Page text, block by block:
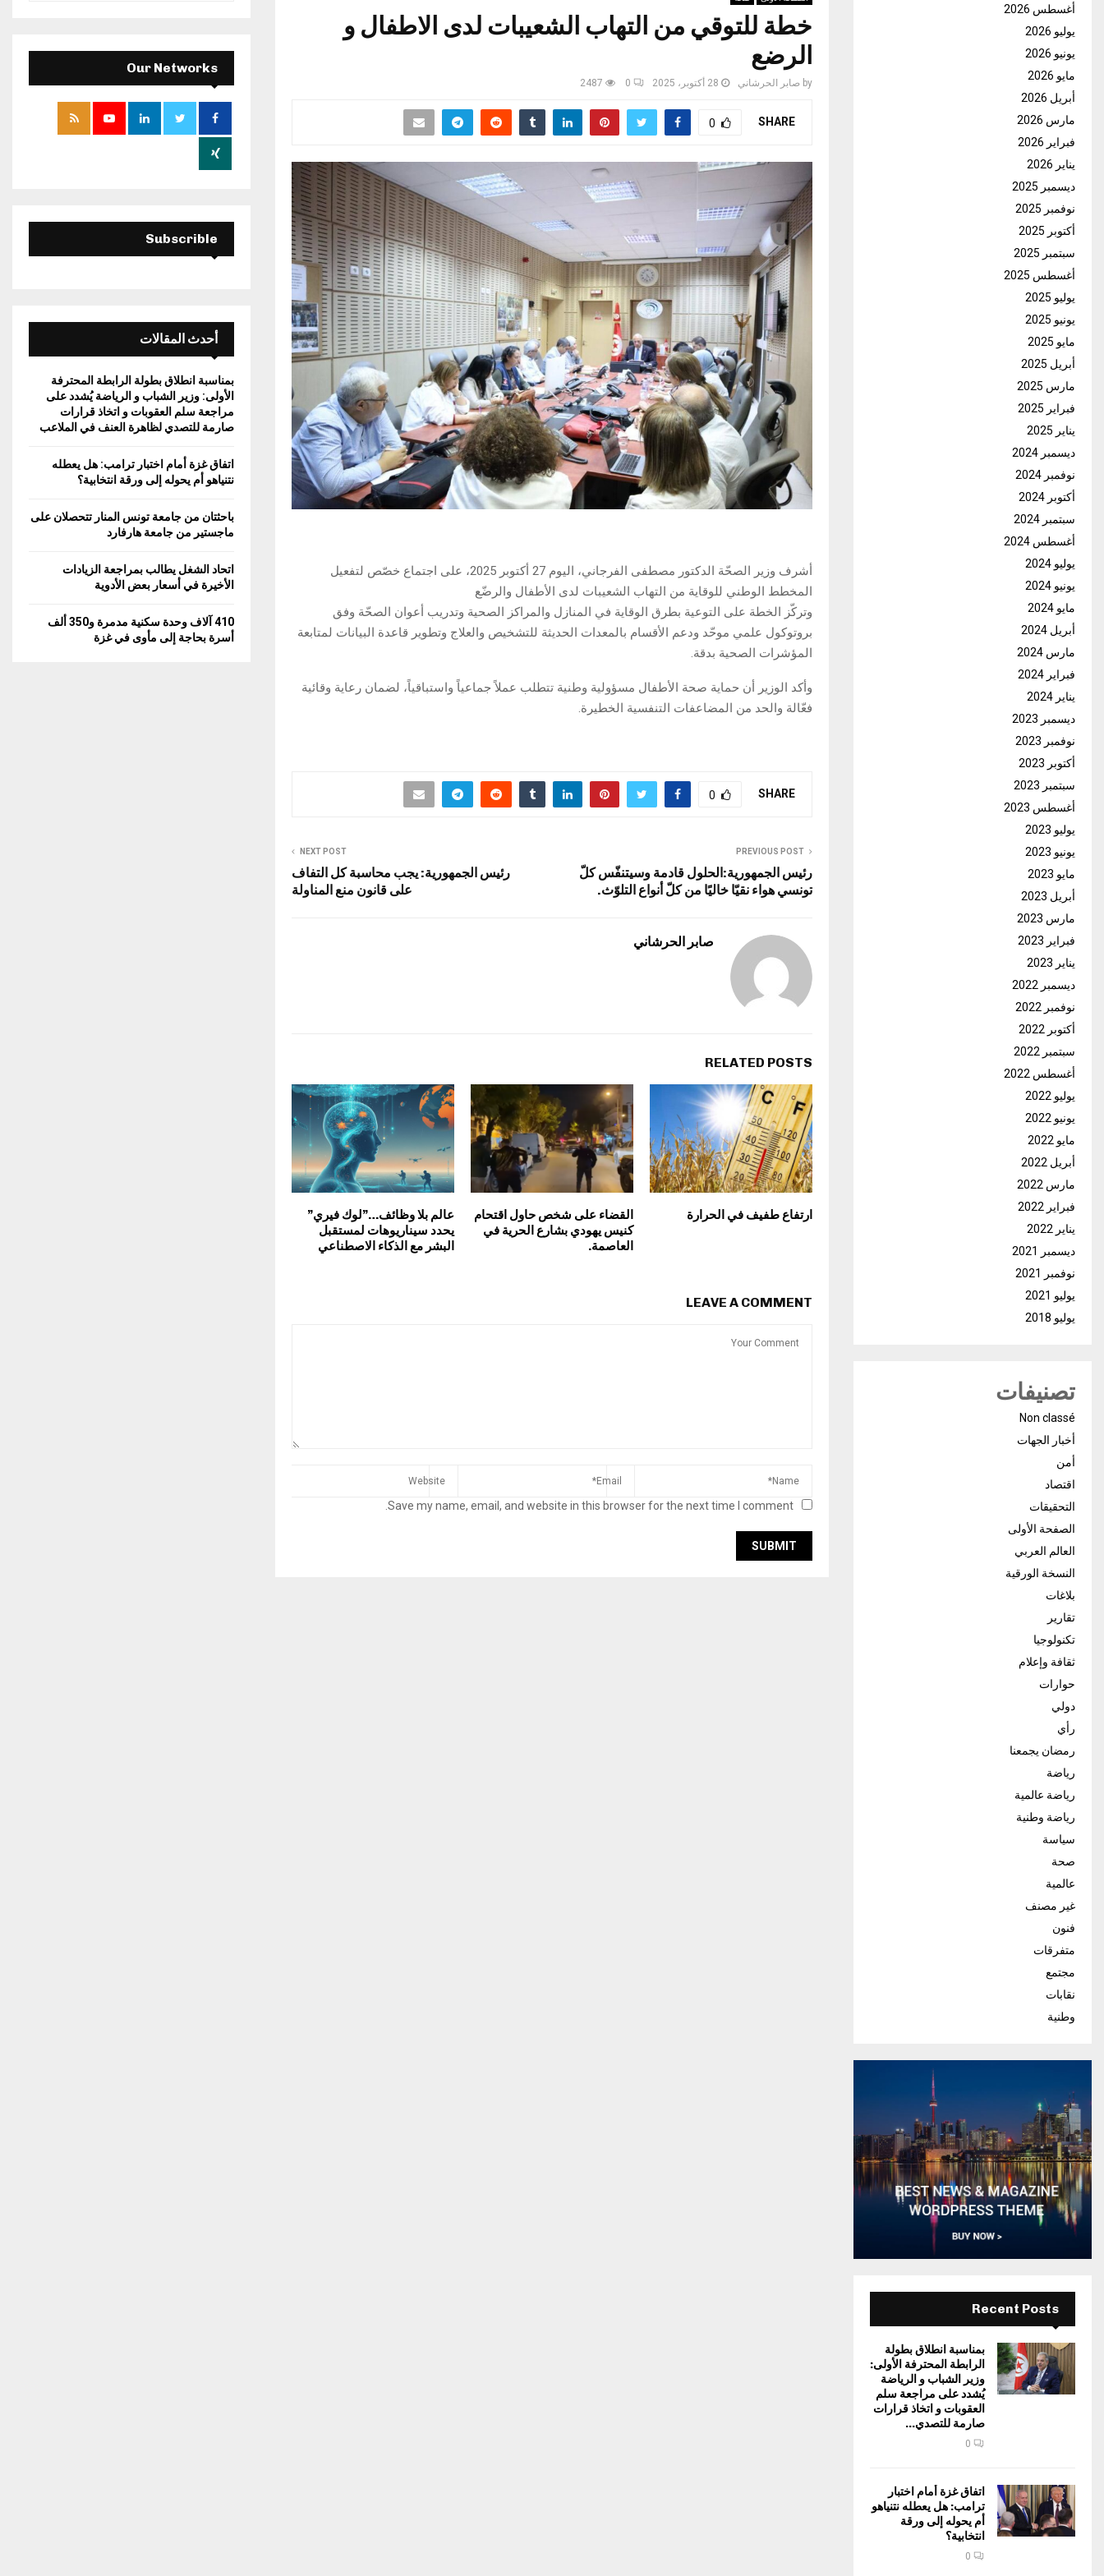
خطة للتوقي من التهاب الشعيبات لدى الاطفال و
الرضع
by صابر الحرشاني 28 أكتوبر، 2025 0
2487
SHARE
0
أشرف وزير الصحّة الدكتور مصطفى الفرجاني، اليوم 27 أكتوبر 2025، على اجتماع خصّص لتفعيل
المخطط الوطني للوقاية من التهاب الشعيبات لدى الأطفال والرضّع
وتركّز الخطة على التوعية بطرق الوقاية في المنازل والمراكز الصحية وتدريب أعوان الصحّة وفق
بروتوكول علمي موحّد ودعم الأقسام بالمعدات الحديثة للتشخيص والعلاج وتطوير قاعدة البيانات لمتابعة
المؤشرات الصحية بدقة.
وأكد الوزير أن حماية صحة الأطفال مسؤولية وطنية تتطلب عملاً جماعياً واستباقياً، لضمان رعاية وقائية
فعّالة والحد من المضاعفات التنفسية الخطيرة.
SHARE
0
PREVIOUS POST
رئيس الجمهورية:الحلول قادمة وسيتنفّس كلّ
تونسي هواء نقيّا خاليًا من كلّ أنواع التلوّث.
NEXT POST
رئيس الجمهورية: يجب محاسبة كل التفاف
على قانون منع المناولة
صابر الحرشاني
RELATED POSTS
ارتفاع طفيف في الحرارة
القضاء على شخص حاول اقتحام
كنيس يهودي بشارع الحرية في
العاصمة.
عالم بلا وظائف…”لوك فيري”
يحدد سيناريوهات لمستقبل
البشر مع الذكاء الاصطناعي
LEAVE A COMMENT
Save my name, email, and website in this browser for the next time I comment.
أغسطس 2026
يوليو 2026
يونيو 2026
مايو 2026
أبريل 2026
مارس 2026
فبراير 2026
يناير 2026
ديسمبر 2025
نوفمبر 2025
أكتوبر 2025
سبتمبر 2025
أغسطس 2025
يوليو 2025
يونيو 2025
مايو 2025
أبريل 2025
مارس 2025
فبراير 2025
يناير 2025
ديسمبر 2024
نوفمبر 2024
أكتوبر 2024
سبتمبر 2024
أغسطس 2024
يوليو 2024
يونيو 2024
مايو 2024
أبريل 2024
مارس 2024
فبراير 2024
يناير 2024
ديسمبر 2023
نوفمبر 2023
أكتوبر 2023
سبتمبر 2023
أغسطس 2023
يوليو 2023
يونيو 2023
مايو 2023
أبريل 2023
مارس 2023
فبراير 2023
يناير 2023
ديسمبر 2022
نوفمبر 2022
أكتوبر 2022
سبتمبر 2022
أغسطس 2022
يوليو 2022
يونيو 2022
مايو 2022
أبريل 2022
مارس 2022
فبراير 2022
يناير 2022
ديسمبر 2021
نوفمبر 2021
يوليو 2021
يوليو 2018
تصنيفات
Non classé
أخبار الجهات
أمن
اقتصاد
التحقيقات
الصفحة الأولى
العالم العربي
النسخة الورقية
بلاغات
تقارير
تكنولوجيا
ثقافة وإعلام
حوارات
دولي
رأي
رمضان يجمعنا
رياضة
رياضة عالمية
رياضة وطنية
سياسة
صحة
عالمية
غير مصنف
فنون
متفرقات
مجتمع
نقابات
وطنية
Recent Posts
بمناسبة انطلاق بطولة
الرابطة المحترفة الأولى:
وزير الشباب و الرياضة
يُشدد على مراجعة سلم
العقوبات و اتخاذ قرارات
صارمة للتصدي...
0
اتفاق غزة أمام اختبار
ترامب: هل يعطله نتنياهو
أم يحوله إلى ورقة
انتخابية؟
0
E
A
Our Networks
Subscrible
أحدث المقالات
بمناسبة انطلاق بطولة الرابطة المحترفة
الأولى: وزير الشباب و الرياضة يُشدد على
مراجعة سلم العقوبات و اتخاذ قرارات
صارمة للتصدي لظاهرة العنف في الملاعب
اتفاق غزة أمام اختبار ترامب: هل يعطله
نتنياهو أم يحوله إلى ورقة انتخابية؟
باحثتان من جامعة تونس المنار تتحصلان على
ماجستير من جامعة هارفارد
اتحاد الشغل يطالب بمراجعة الزيادات
الأخيرة في أسعار بعض الأدوية
410 آلاف وحدة سكنية مدمرة و350 ألف
أسرة بحاجة إلى مأوى في غزة